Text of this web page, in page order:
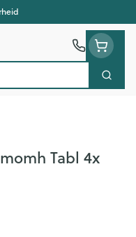
Zoek
Tabl 4x